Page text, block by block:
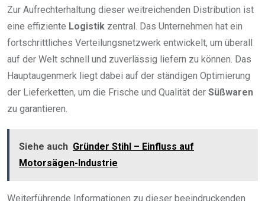
Zur Aufrechterhaltung dieser weitreichenden Distribution ist
eine effiziente Logistik zentral. Das Unternehmen hat ein
fortschrittliches Verteilungsnetzwerk entwickelt, um überall
auf der Welt schnell und zuverlässig liefern zu können. Das
Hauptaugenmerk liegt dabei auf der ständigen Optimierung
der Lieferketten, um die Frische und Qualität der Süßwaren
zu garantieren.
Siehe auch Gründer Stihl – Einfluss auf
Motorsägen-Industrie
Weiterführende Informationen zu dieser beeindruckenden